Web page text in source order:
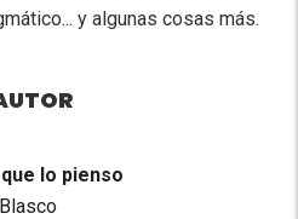
y algunas cosas más.
lo pienso